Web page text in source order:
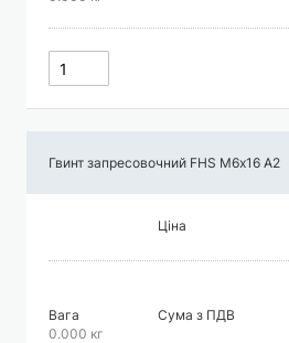
Гвинт запресовочний FHS М6х16 А2
Ціна
Вага
0.000 кг
Сума з ПДВ